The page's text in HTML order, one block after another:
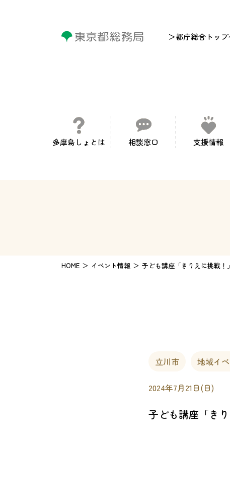
＞都庁総合トッ
多摩島しょとは 相談窓口 支援情報
HOME イベント情報 子ども講座「きりえに挑戦！」
立川市 地域イ
2024年7月21日(日)
子ども講座「きり